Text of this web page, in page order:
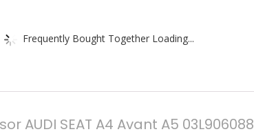
Frequently Bought Together Loading...
AUDI SEAT A4 Avant A5